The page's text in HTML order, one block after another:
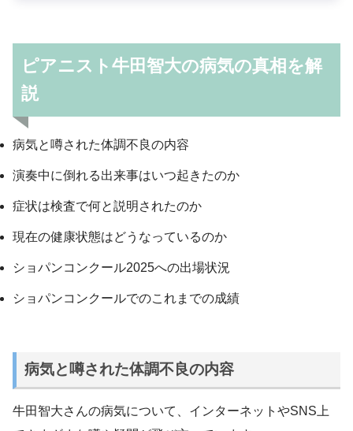
ピアニスト牛田智大の病気の真相を解
説
病気と噂された体調不良の内容
演奏中に倒れる出来事はいつ起きたのか
症状は検査で何と説明されたのか
現在の健康状態はどうなっているのか
ショパンコンクール2025への出場状況
ショパンコンクールでのこれまでの成績
病気と噂された体調不良の内容
牛田智大さんの病気について、インターネットやSNS上